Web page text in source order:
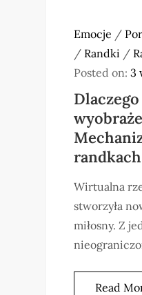
Emocje /
/ Randki /
Posted on:3
Wirtualna
stworzyła
miłosny. Z
Read